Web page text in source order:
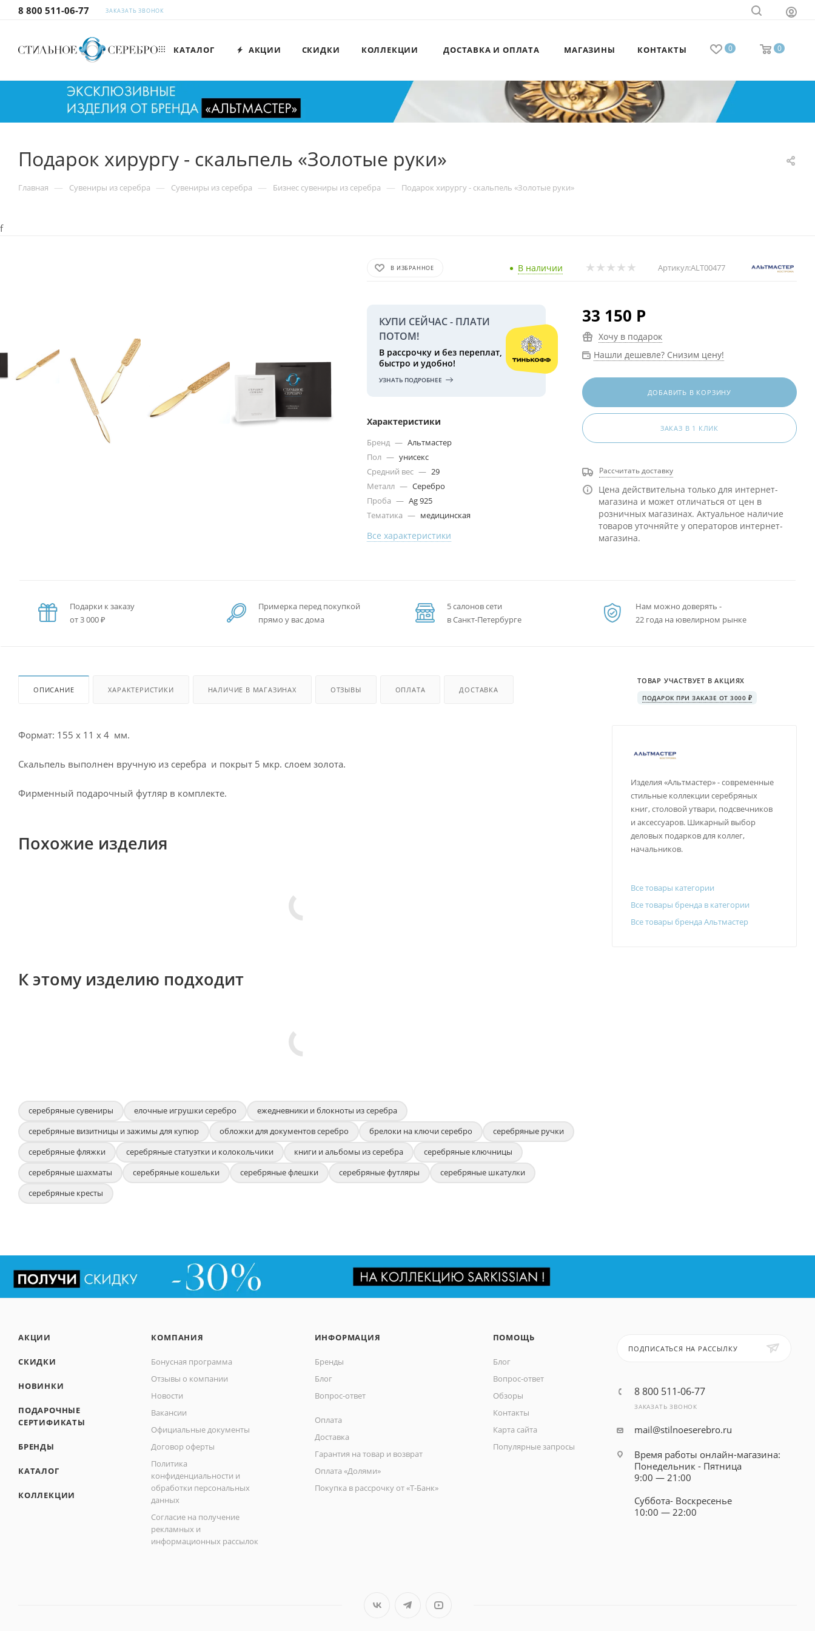
8 800 511-06-77 ЗАКАЗАТЬ ЗВОНОК
0 0
КАТАЛОГ АКЦИИ СКИДКИ КОЛЛЕКЦИИ ДОСТАВКА И ОПЛАТА МАГАЗИНЫ КОНТАКТЫ
Подарок хирургу - скальпель «Золотые руки»
Главная — Сувениры из серебра — Сувениры из серебра — Бизнес сувениры из серебра — Подарок хирургу - скальпель «Золотые руки»
f
В ИЗБРАННОЕ В наличии Артикул:ALT00477
КУПИ СЕЙЧАС - ПЛАТИ
ПОТОМ!
В рассрочку и без переплат,
быстро и удобно!
УЗНАТЬ ПОДРОБНЕЕ
Характеристики
Бренд — Альтмастер
Пол — унисекс
Средний вес — 29
Металл — Серебро
Проба — Ag 925
Тематика — медицинская
Все характеристики
33 150 Р
Хочу в подарок
Нашли дешевле? Снизим цену!
ДОБАВИТЬ В КОРЗИНУ
ЗАКАЗ В 1 КЛИК
Рассчитать доставку
Цена действительна только для интернет-
магазина и может отличаться от цен в
розничных магазинах. Актуальное наличие
товаров уточняйте у операторов интернет-
магазина.
Подарки к заказу
от 3 000 ₽
Примерка перед покупкой
прямо у вас дома
5 салонов сети
в Санкт-Петербурге
Нам можно доверять -
22 года на ювелирном рынке
ОПИСАНИЕ ХАРАКТЕРИСТИКИ НАЛИЧИЕ В МАГАЗИНАХ ОТЗЫВЫ ОПЛАТА ДОСТАВКА
Формат: 155 x 11 x 4 мм.
Cкальпель выполнен вручную из серебра и покрыт 5 мкр. слоем золота.
Фирменный подарочный футляр в комплекте.
Похожие изделия
К этому изделию подходит
серебряные сувениры елочные игрушки серебро
ежедневники и блокноты из серебра
серебряные визитницы и зажимы для купюр
обложки для документов серебро брелоки на ключи серебро
серебряные ручки
серебряные фляжки
серебряные статуэтки и колокольчики книги и альбомы из серебра
серебряные ключницы
серебряные шахматы
серебряные кошельки серебряные флешки серебряные футляры
серебряные шкатулки
серебряные кресты
ТОВАР УЧАСТВУЕТ В АКЦИЯХ
ПОДАРОК ПРИ ЗАКАЗЕ ОТ 3000 ₽
Изделия «Альтмастер» - современные
стильные коллекции серебряных
книг, столовой утвари, подсвечников
и аксессуаров. Шикарный выбор
деловых подарков для коллег,
начальников.
Все товары категории
Все товары бренда в категории
Все товары бренда Альтмастер
АКЦИИ
СКИДКИ
НОВИНКИ
ПОДАРОЧНЫЕ
СЕРТИФИКАТЫ
БРЕНДЫ
КАТАЛОГ
КОЛЛЕКЦИИ
КОМПАНИЯ
Бонусная программа
Отзывы о компании
Новости
Вакансии
Официальные документы
Договор оферты
Политика
конфиденциальности и
обработки персональных
данных
Согласие на получение
рекламных и
информационных рассылок
ИНФОРМАЦИЯ
Бренды
Блог
Вопрос-ответ
Оплата
Доставка
Гарантия на товар и возврат
Оплата «Долями»
Покупка в рассрочку от «Т-Банк»
ПОМОЩЬ
Блог
Вопрос-ответ
Обзоры
Контакты
Карта сайта
Популярные запросы
ПОДПИСАТЬСЯ НА РАССЫЛКУ
8 800 511-06-77
ЗАКАЗАТЬ ЗВОНОК
mail@stilnoeserebro.ru
Время работы онлайн-магазина:
Понедельник - Пятница
9:00 — 21:00
Суббота- Воскресенье
10:00 — 22:00